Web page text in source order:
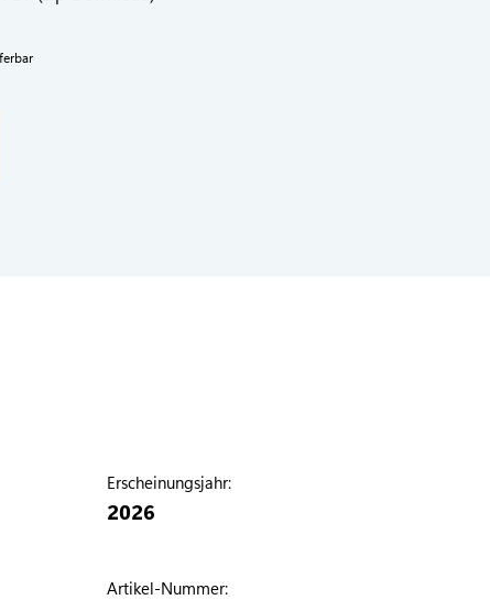
Erscheinungsjahr:
2026
Artikel-Nummer: